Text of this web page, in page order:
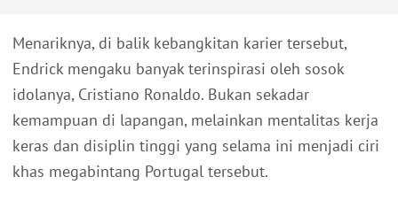
Menariknya, di balik kebangkitan karier tersebut,
Endrick mengaku banyak terinspirasi oleh sosok
idolanya, Cristiano Ronaldo. Bukan sekadar
kemampuan di lapangan, melainkan mentalitas kerja
keras dan disiplin tinggi yang selama ini menjadi ciri
khas megabintang Portugal tersebut.